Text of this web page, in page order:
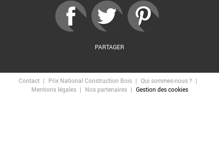
PARTAGER
Contact Prix National Construction Bois
Qui sommes-nous ?
Mentions légales
Nos partenaires Gestion des cookies